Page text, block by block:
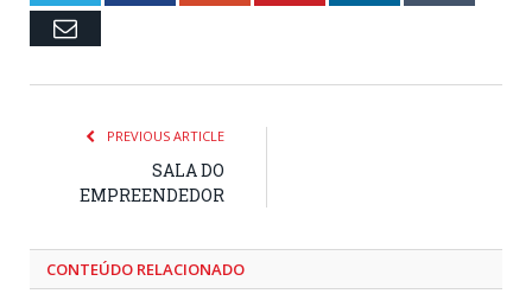
Email
PREVIOUS ARTICLE
SALA DO
EMPREENDEDOR
CONTEÚDO RELACIONADO